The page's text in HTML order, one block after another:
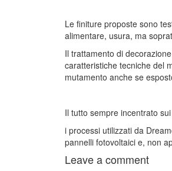
Le finiture proposte sono
alimentare, usura, ma
Il trattamento di
caratteristiche tecniche del
mutamento anche se
Il tutto sempre incentrato
i processi utilizzati da
pannelli fotovoltaici e, non
Leave a comment